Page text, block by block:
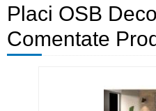
Placi OSB
Comentate